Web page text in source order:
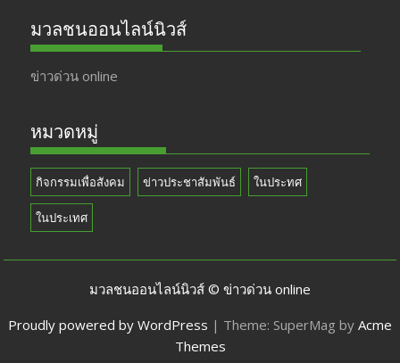
มวลชนออนไลน์นิวส์
ข่าวด่วน online
หมวดหมู่
กิจกรรมเพื่อสังคม ข่าวประชาสัมพันธ์ ในประทศ
ในประเทศ
มวลชนออนไลน์นิวส์ © ข่าวด่วน online
Proudly powered by WordPress | Theme: SuperMag by Acme
Themes